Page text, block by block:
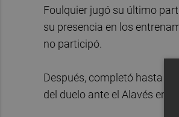
Foulquier jugó su último
su presencia en los
no participó.
Después, completó hasta
del duelo ante el Alavés en